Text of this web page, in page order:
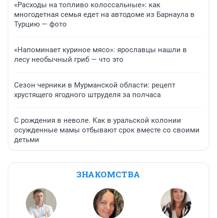
«Расходы на топливо колоссальные»: как
многодетная семья едет на автодоме из Барнаула в
Турцию — фото
«Напоминает куриное мясо»: ярославцы нашли в
лесу необычный гриб — что это
Сезон черники в Мурманской области: рецепт
хрустящего ягодного штруделя за полчаса
С рождения в неволе. Как в уральской колонии
осужденные мамы отбывают срок вместе со своими
детьми
ЗНАКОМСТВА